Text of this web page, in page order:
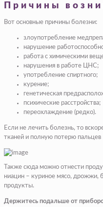
Причины
Вот основные причины болезни:
злоупотребление
нарушение
работа с химическими
нарушения в работе ЦНС;
употребление спиртного;
курение;
генетическая
психические расстройства;
переохлаждение (редко).
Если не лечить болезнь, то
тканей и полную потерю пальцев
Также сюда можно отнести
ниацин – куриное мясо, дрожжи,
продукты.
Держитесь подальше от